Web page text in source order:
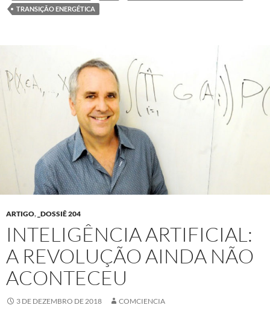
TRANSIÇÃO ENERGÉTICA
ARTIGO, _DOSSIÊ 204
INTELIGÊNCIA ARTIFICIAL:
A REVOLUÇÃO AINDA NÃO
ACONTECEU
3 DE DEZEMBRO DE 2018 COMCIENCIA